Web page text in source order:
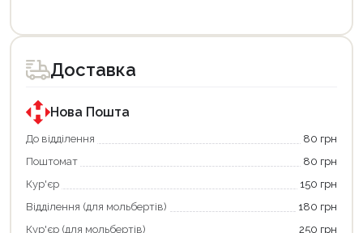
товар
для
покупки
державною
програмою
єКнига.
Використовуйте
карту
щоб
зекономити
та
отримати
товар
для
покупки
державною
програмою
«Національний
кешбек».
покупку
«Національний
кешбек»
та
отримуйте
Доставка
Нова Пошта
До відділення
80 грн
Поштомат
80 грн
Кур'єр
150 грн
Відділення (для мольбертів)
180 грн
Кур'єр (для мольбертів)
250 грн